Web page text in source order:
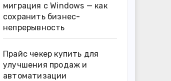
миграция с Windows — как
сохранить бизнес-
непрерывность
Прайс чекер купить для
улучшения продаж и
автоматизации